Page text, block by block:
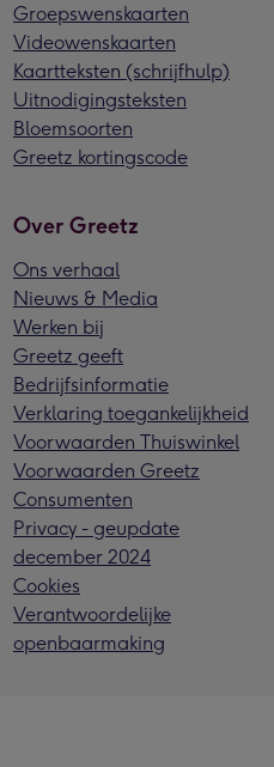
Groepswenskaarten
Videowenskaarten
Kaartteksten (schrijfhulp)
Uitnodigingsteksten
Bloemsoorten
Greetz kortingscode
Over Greetz
Ons verhaal
Nieuws & Media
Werken bij
Greetz geeft
Bedrijfsinformatie
Verklaring toegankelijkheid
Voorwaarden Thuiswinkel
Voorwaarden Greetz
Consumenten
Privacy - geupdate
december 2024
Cookies
Verantwoordelijke
openbaarmaking